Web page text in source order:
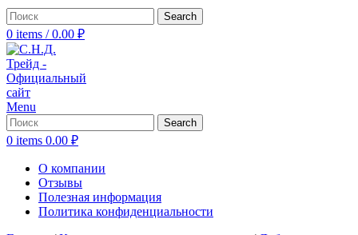
Search
0 items / 0.00 ₽
Menu
Search
0 items 0.00 ₽
О компании
Отзывы
Полезная информация
Политика конфиденциальности